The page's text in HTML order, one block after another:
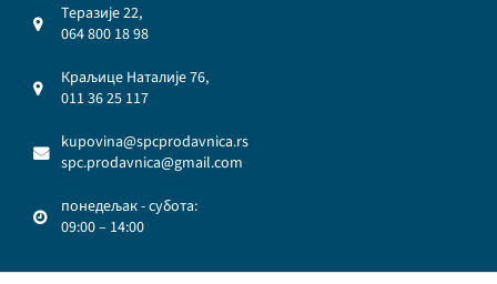
Теразије 22,
064 800 18 98
Краљице Наталије 76,
011 36 25 117
kupovina@spcprodavnica.rs
spc.prodavnica@gmail.com
понедељак - субота:
09:00 – 14:00